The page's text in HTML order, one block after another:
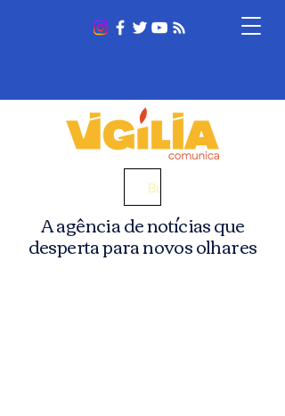
A agência de notícias que
desperta para novos olhares
Busca